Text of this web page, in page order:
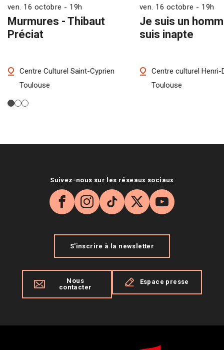
Murmures - Thibaut
Préciat
ven. 16 octobre - 19h
Centre Culturel Saint-Cyprien
Toulouse
Je suis un
suis inapte
ven. 16 octobre - 19h
Centre culturel Henri-
Toulouse
Suivez-nous sur les réseaux sociaux
Facebook
Instagram
TikTok
X YouTube
S'inscrire à la newsletter
Nous
contacter
Espace presse